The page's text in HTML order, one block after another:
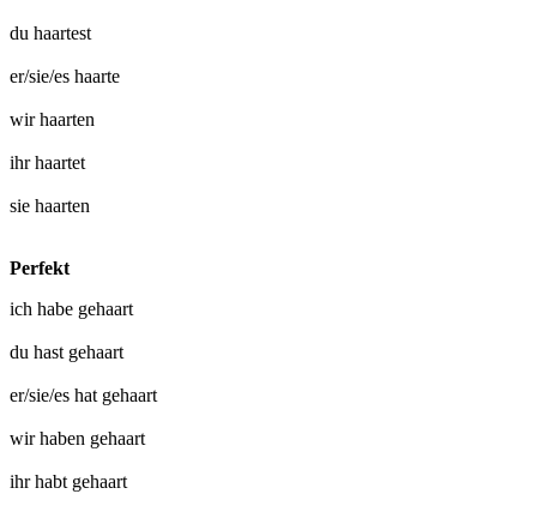
du haartest
er/sie/es haarte
wirhaarten
ihrhaartet
sie haarten
Perfekt
ich habe gehaart
du hast gehaart
er/sie/es hat gehaart
wir haben gehaart
ihr habt gehaart